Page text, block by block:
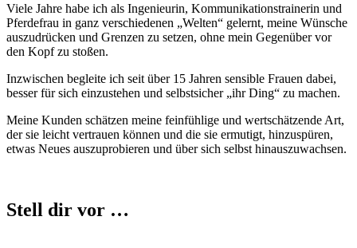
Viele Jahre habe ich als Ingenieurin, Kommunikationstrainerin und
Pferdefrau in ganz verschiedenen „Welten“ gelernt, meine Wünsche
auszudrücken und Grenzen zu setzen, ohne mein Gegenüber vor
den Kopf zu stoßen.
Inzwischen begleite ich seit über 15 Jahren sensible Frauen dabei,
besser für sich einzustehen und selbstsicher „ihr Ding“ zu machen.
Meine Kunden schätzen meine feinfühlige und wertschätzende Art,
der sie leicht vertrauen können und die sie ermutigt, hinzuspüren,
etwas Neues auszuprobieren und über sich selbst hinauszuwachsen.
Stell dir vor …